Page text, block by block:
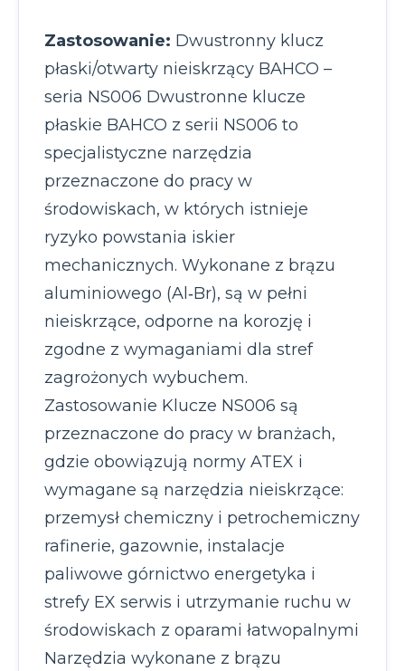
Zastosowanie: Dwustronny klucz
płaski/otwarty nieiskrzący BAHCO –
seria NS006 Dwustronne klucze
płaskie BAHCO z serii NS006 to
specjalistyczne narzędzia
przeznaczone do pracy w
środowiskach, w których istnieje
ryzyko powstania iskier
mechanicznych. Wykonane z brązu
aluminiowego (Al‑Br), są w pełni
nieiskrzące, odporne na korozję i
zgodne z wymaganiami dla stref
zagrożonych wybuchem.
Zastosowanie Klucze NS006 są
przeznaczone do pracy w branżach,
gdzie obowiązują normy ATEX i
wymagane są narzędzia nieiskrzące:
przemysł chemiczny i petrochemiczny
rafinerie, gazownie, instalacje
paliwowe górnictwo energetyka i
strefy EX serwis i utrzymanie ruchu w
środowiskach z oparami łatwopalnymi
Narzędzia wykonane z brązu